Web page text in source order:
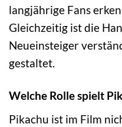
langjährige Fans
Gleichzeitig ist die
Neueinsteiger
gestaltet.
Welche Rolle spielt
Pikachu ist im Film